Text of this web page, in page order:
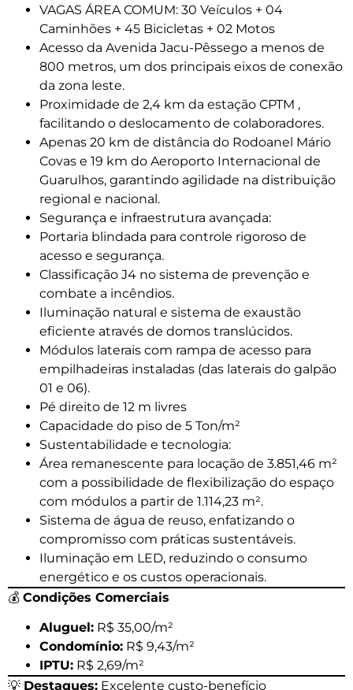
VAGAS ÁREA COMUM: 30 Veículos + 04
Caminhões + 45 Bicicletas + 02 Motos
Acesso da Avenida Jacu-Pêssego a menos de
800 metros, um dos principais eixos de conexão
da zona leste.
Proximidade de 2,4 km da estação CPTM ,
facilitando o deslocamento de colaboradores.
Apenas 20 km de distância do Rodoanel Mário
Covas e 19 km do Aeroporto Internacional de
Guarulhos, garantindo agilidade na distribuição
regional e nacional.
Segurança e infraestrutura avançada:
Portaria blindada para controle rigoroso de
acesso e segurança.
Classificação J4 no sistema de prevenção e
combate a incêndios.
Iluminação natural e sistema de exaustão
eficiente através de domos translúcidos.
Módulos laterais com rampa de acesso para
empilhadeiras instaladas (das laterais do galpão
01 e 06).
Pé direito de 12 m livres
Capacidade do piso de 5 Ton/m²
Sustentabilidade e tecnologia:
Área remanescente para locação de 3.851,46 m²
com a possibilidade de flexibilização do espaço
com módulos a partir de 1.114,23 m².
Sistema de água de reuso, enfatizando o
compromisso com práticas sustentáveis.
Iluminação em LED, reduzindo o consumo
energético e os custos operacionais.
💰 Condições Comerciais
Aluguel: R$ 35,00/m²
Condomínio: R$ 9,43/m²
IPTU: R$ 2,69/m²
💡 Destaques: Excelente custo-benefício